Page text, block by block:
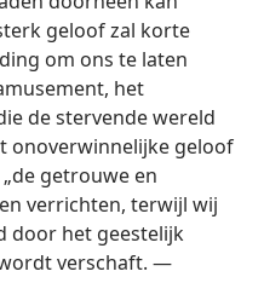
geloof zal korte
om ons te laten
het
de stervende wereld
onoverwinnelijke geloof
getrouwe en
verrichten, terwijl wij
door het geestelijk
verschaft. —